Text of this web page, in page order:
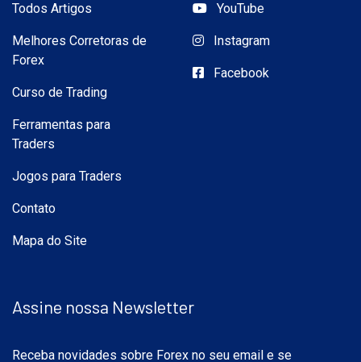
Todos Artigos
Melhores Corretoras de
Forex
Curso de Trading
Ferramentas para
Traders
Jogos para Traders
Contato
Mapa do Site
YouTube
Instagram
Facebook
Assine nossa Newsletter
Receba novidades sobre Forex no seu email e se